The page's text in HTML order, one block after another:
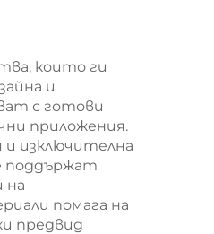
които ги
и
с готови
приложения.
и изключителна
поддържат
на
помага на
предвид